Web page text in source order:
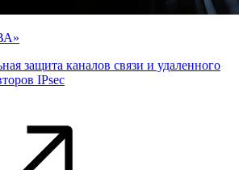
защита каналов связи и удаленного
IPsec